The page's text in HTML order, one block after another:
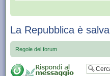
La Repubblica è salva
Regole del forum